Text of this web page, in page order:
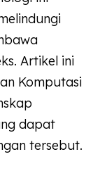
Artikel ini
Komputasi
dapat
tersebut.